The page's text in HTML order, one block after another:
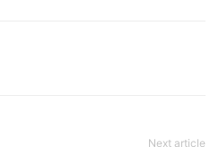
Next article